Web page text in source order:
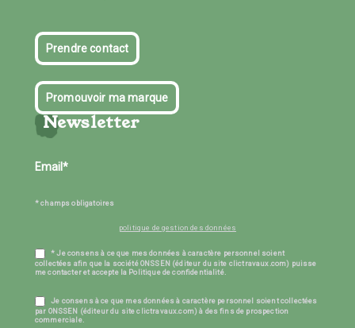
Prendre contact
Promouvoir ma marque
Newsletter
* champs obligatoires
politique de gestion des données
* Je consens à ce que mes données à caractère personnel soient
collectées afin que la société ONSSEN (éditeur du site clictravaux.com) puisse
me contacter et accepte la Politique de confidentialité.
Je consens à ce que mes données à caractère personnel soient collectées
par ONSSEN (éditeur du site clictravaux.com) à des fins de prospection
commerciale.